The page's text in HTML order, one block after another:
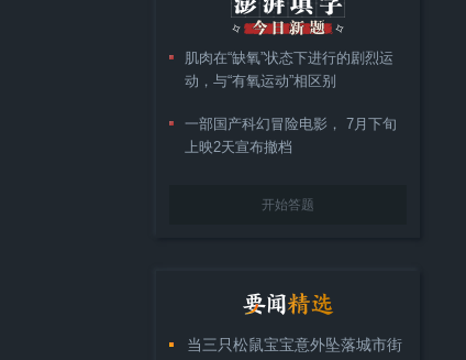
肌肉在“缺氧”状态下进行的剧烈运
动，与“有氧运动”相区别
一部国产科幻冒险电影， 7月下旬
上映2天宣布撤档
开始答题
当三只松鼠宝宝意外坠落城市街